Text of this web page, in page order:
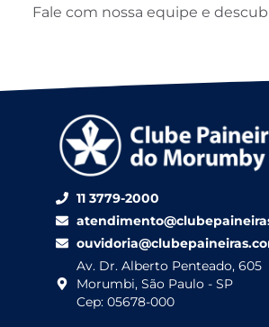
Fale com nossa equipe e
11 3779-2000
Av. Dr. Alberto Penteado, 605
Morumbi, São Paulo - SP
Cep: 05678-000